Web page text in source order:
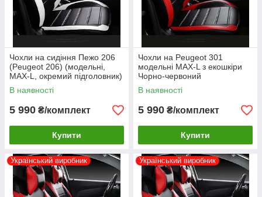
Чохли на сидіння Пежо 206
(Peugeot 206) (модельні,
MAX-L, окремий підголовник)
Чорно-білий
В наявності
5 990 ₴/комплект
Купити
Чохли на Peugeot 301
модельні MAX-L з екошкіри
Чорно-червоний
В наявності
5 990 ₴/комплект
Купити
Український виробник Український виробник